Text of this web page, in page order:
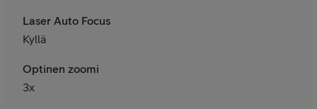
Laser Auto Focus
Kyllä
Optinen zoomi
3x